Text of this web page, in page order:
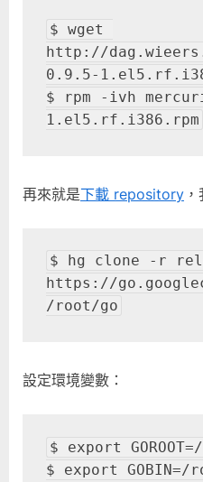
$ wget
http://
0.9.5-
$ rpm -ivh
1.el5.rf.i386.rpm
再來就是下載 repository
$ hg clone -r
https://
/root/go
設定環境變數：
$ export
$ export GOBIN=/